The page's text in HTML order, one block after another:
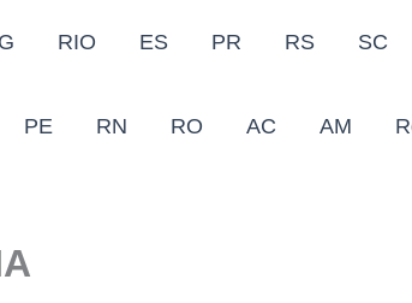
RIO ES PR RS SC
PE RN RO AC AM